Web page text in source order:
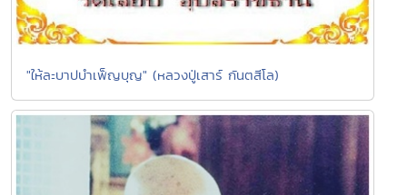
"ให้ละบาปบำเพ็ญบุญ" (หลวงปู่เสาร์ กันตสีโล)